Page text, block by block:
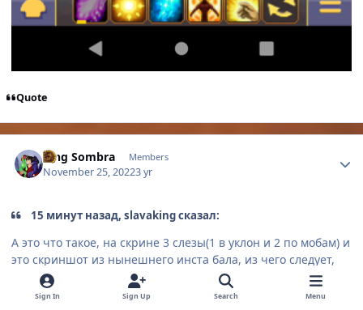
Quote
King Sombra Members
November 25, 20223 yr
15 минут назад, slavaking сказал:
А это что такое, на скрине 3 слезы(1 в уклон и 2 по мобам) и
это скриншот из нынешнего инста бала, из чего следует,
что мультикаст слез не на 1 моба, что противоречит твоим
словам, жрец, зсчем вводит. В заблуждение и выставлять
Sign In Sign Up Search Menu